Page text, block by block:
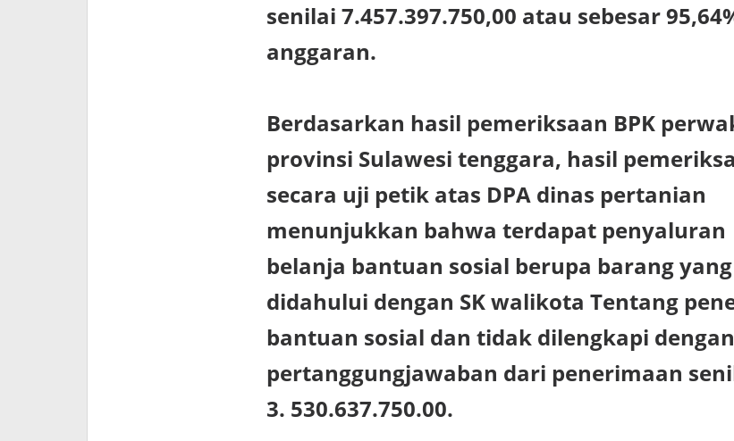
senilai 7.457.397.750,00 atau sebesar
anggaran.
Berdasarkan hasil pemeriksaan BPK
provinsi Sulawesi tenggara, hasil
secara uji petik atas DPA dinas pertanian
menunjukkan bahwa terdapat penyaluran
belanja bantuan sosial berupa barang
didahului dengan SK walikota Tentang
bantuan sosial dan tidak dilengkapi dengan
pertanggungjawaban dari penerimaan
3. 530.637.750.00.